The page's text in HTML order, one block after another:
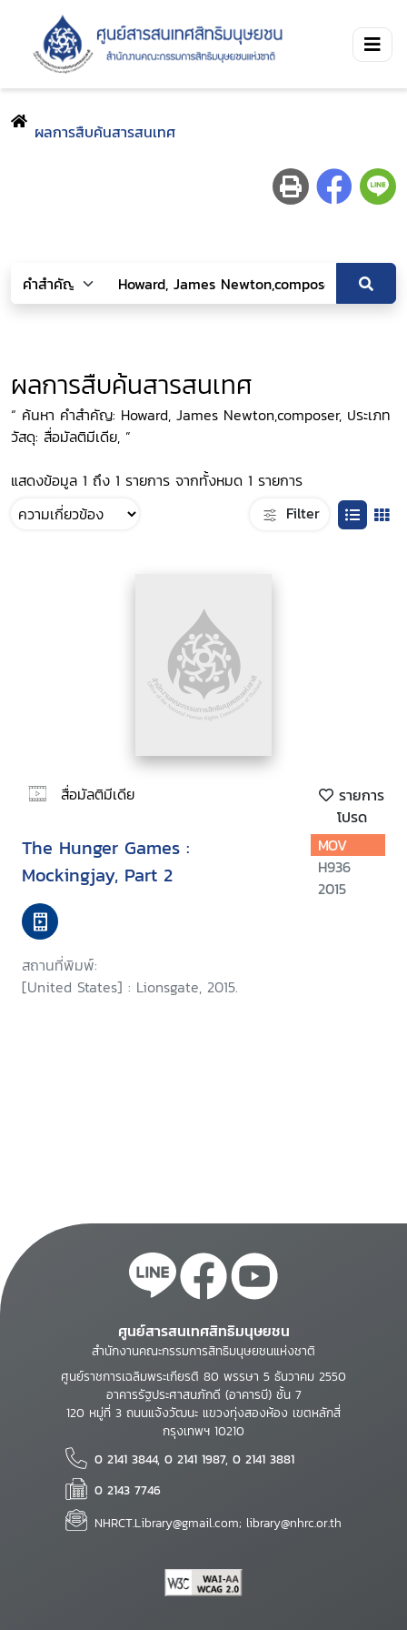
ผลการสืบค้นสารสนเทศ
ผลการสืบค้นสารสนเทศ
“ ค้นหา คำสำคัญ: Howard, James Newton,composer, ประเภท
วัสดุ: สื่อมัลติมีเดีย, ”
แสดงข้อมูล 1 ถึง 1 รายการ จากทั้งหมด 1 รายการ
Filter
สื่อมัลติมีเดีย
รายการ
โปรด
The Hunger Games :
Mockingjay, Part 2
สถานที่พิมพ์:
[United States] : Lionsgate, 2015.
MOV
H936
2015
ศูนย์สารสนเทศสิทธิมนุษยชน
สำนักงานคณะกรรมการสิทธิมนุษยชนแห่งชาติ
ศูนย์ราชการเฉลิมพระเกียรติ 80 พรรษา 5 ธันวาคม 2550
อาคารรัฐประศาสนภักดี (อาคารบี) ชั้น 7
120 หมู่ที่ 3 ถนนแจ้งวัฒนะ แขวงทุ่งสองห้อง เขตหลักสี่
กรุงเทพฯ 10210
0 2141 3844, 0 2141 1987, 0 2141 3881
0 2143 7746
NHRCT.Library@gmail.com; library@nhrc.or.th